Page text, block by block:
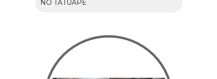
NO TATUAPÉ